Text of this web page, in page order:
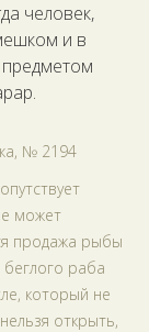
человек,
и в
предметом
№ 2194
может
продажа рыбы
беглого раба
который не
открыть,